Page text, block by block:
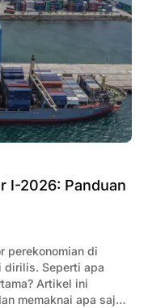
I-2026: Panduan
perekonomian di
dirilis. Seperti apa
Artikel ini
memaknai apa saja